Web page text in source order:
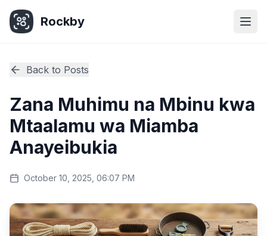
Rockby
Back to Posts
Zana Muhimu na Mbinu kwa
Mtaalamu wa Miamba
Anayeibukia
October 10, 2025, 06:07 PM